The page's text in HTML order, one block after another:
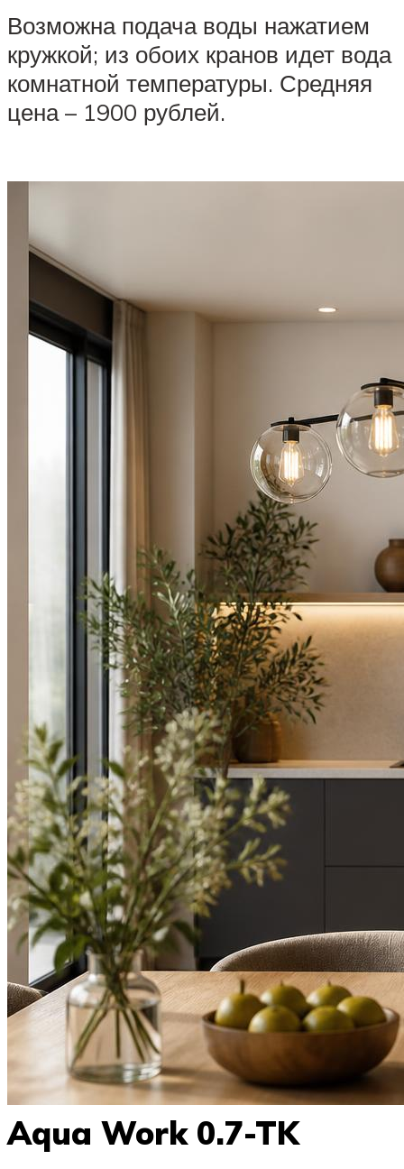
Возможна подача воды нажатием
кружкой; из обоих кранов идет вода
комнатной температуры. Средняя
цена – 1900 рублей.
Aqua Work 0.7-TK